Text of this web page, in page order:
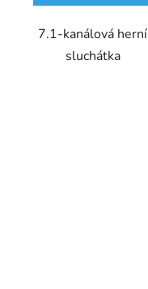
7.1-kanálová herní
sluchátka